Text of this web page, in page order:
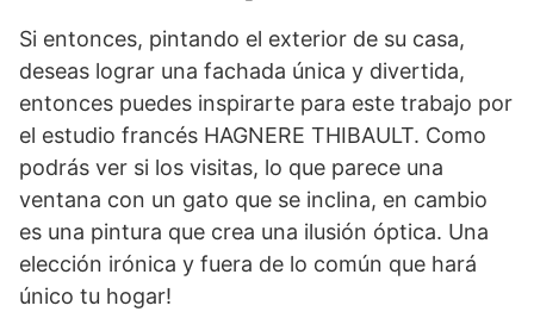
Si entonces, pintando el exterior de su casa,
deseas lograr una fachada única y divertida,
entonces puedes inspirarte para este trabajo por
el estudio francés HAGNERE THIBAULT. Como
podrás ver si los visitas, lo que parece una
ventana con un gato que se inclina, en cambio
es una pintura que crea una ilusión óptica. Una
elección irónica y fuera de lo común que hará
único tu hogar!